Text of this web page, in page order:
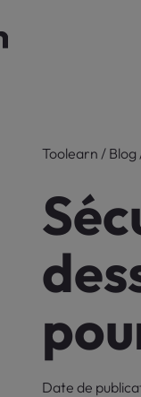
Toolearn / Blog
Date de